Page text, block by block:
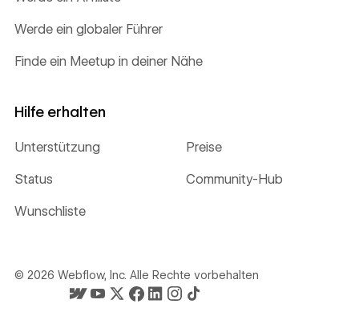
Werde ein globaler Führer
Finde ein Meetup in deiner Nähe
Hilfe erhalten
Unterstützung Preise
Status Community-Hub
Wunschliste
© 2026 Webflow, Inc. Alle Rechte vorbehalten